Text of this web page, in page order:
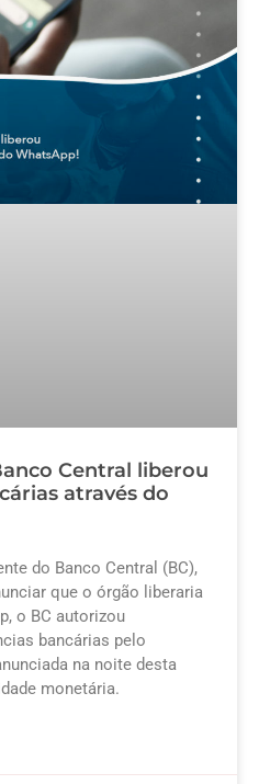
Central liberou
através do
do Banco Central (BC),
que o órgão liberaria
o BC autorizou
bancárias pelo
na noite desta
monetária.